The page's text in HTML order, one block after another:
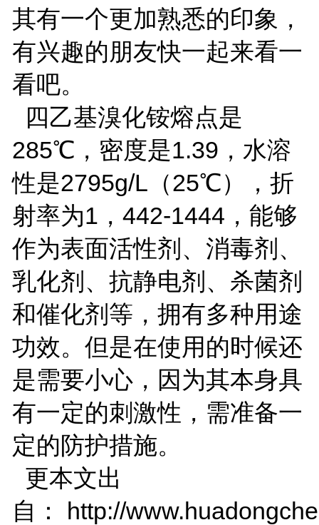
其有一个更加熟悉的印象，
有兴趣的朋友快一起来看一
看吧。
四乙基溴化铵熔点是
285℃，密度是1.39，水溶
性是2795g/L（25℃），折
射率为1，442-1444，能够
作为表面活性剂、消毒剂、
乳化剂、抗静电剂、杀菌剂
和催化剂等，拥有多种用途
功效。但是在使用的时候还
是需要小心，因为其本身具
有一定的刺激性，需准备一
定的防护措施。
更本文出
自： http://